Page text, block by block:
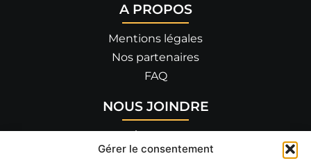
Gérer le consentement
A PROPOS
Mentions légales
Nos partenaires
FAQ
NOUS JOINDRE
455 allée de Savoie
26300 BOURG-DE-PÉAGE